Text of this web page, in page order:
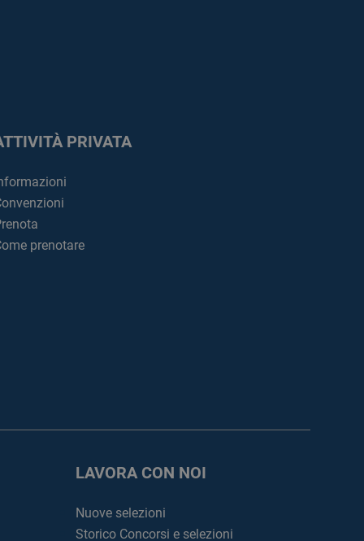
PRIVATA
prenotare
LAVORA CON NOI
Nuove selezioni
Storico Concorsi e selezioni